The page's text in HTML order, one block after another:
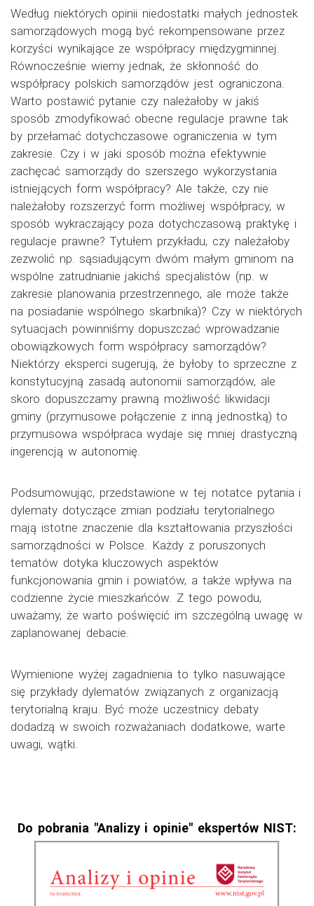
Według niektórych opinii niedostatki małych jednostek
samorządowych mogą być rekompensowane przez
korzyści wynikające ze współpracy międzygminnej.
Równocześnie wiemy jednak, że skłonność do
współpracy polskich samorządów jest ograniczona.
Warto postawić pytanie czy należałoby w jakiś
sposób zmodyfikować obecne regulacje prawne tak
by przełamać dotychczasowe ograniczenia w tym
zakresie. Czy i w jaki sposób można efektywnie
zachęcać samorządy do szerszego wykorzystania
istniejących form współpracy? Ale także, czy nie
należałoby rozszerzyć form możliwej współpracy, w
sposób wykraczający poza dotychczasową praktykę i
regulacje prawne? Tytułem przykładu, czy należałoby
zezwolić np. sąsiadującym dwóm małym gminom na
wspólne zatrudnianie jakichś specjalistów (np. w
zakresie planowania przestrzennego, ale może także
na posiadanie wspólnego skarbnika)? Czy w niektórych
sytuacjach powinniśmy dopuszczać wprowadzanie
obowiązkowych form współpracy samorządów?
Niektórzy eksperci sugerują, że byłoby to sprzeczne z
konstytucyjną zasadą autonomii samorządów, ale
skoro dopuszczamy prawną możliwość likwidacji
gminy (przymusowe połączenie z inną jednostką) to
przymusowa współpraca wydaje się mniej drastyczną
ingerencją w autonomię.
Podsumowując, przedstawione w tej notatce pytania i
dylematy dotyczące zmian podziału terytorialnego
mają istotne znaczenie dla kształtowania przyszłości
samorządności w Polsce. Każdy z poruszonych
tematów dotyka kluczowych aspektów
funkcjonowania gmin i powiatów, a także wpływa na
codzienne życie mieszkańców. Z tego powodu,
uważamy, że warto poświęcić im szczególną uwagę w
zaplanowanej debacie.
Wymienione wyżej zagadnienia to tylko nasuwające
się przykłady dylematów związanych z organizacją
terytorialną kraju. Być może uczestnicy debaty
dodadzą w swoich rozważaniach dodatkowe, warte
uwagi, wątki.
Do pobrania "Analizy i opinie" ekspertów NIST: